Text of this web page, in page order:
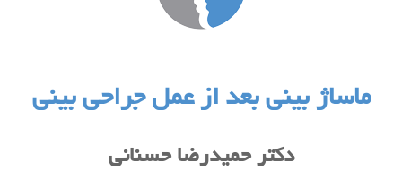
ماساژ بینی بعد از عمل جراحی بینی
دکتر حمیدرضا حسنانی